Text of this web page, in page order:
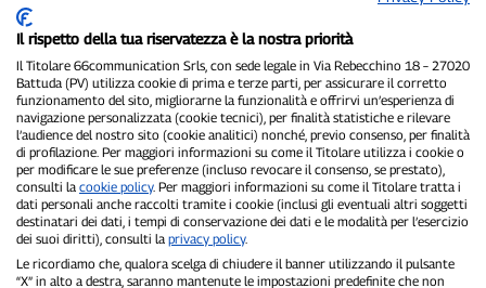
P300.it è una Testata Giornalistica indipendente
Registrazione numero 1/2021 del 1/2/2021 - Tribunale di Pavia
Proprietario ed editore:66communication Srls- P.IVA
02798890188
Direttore Responsabile:Alessandro Secchi- Vicedirettore:Federico
Benedusi
Privacy Policy-Cookie Policy
Il rispetto della tua riservatezza è la nostra priorità
Il Titolare 66communication Srls, con sede legale in Via Rebecchino 18 – 27020
Battuda (PV) utilizza cookie di prima e terze parti, per assicurare il corretto
funzionamento del sito, migliorarne la funzionalità e offrirvi un’esperienza di
navigazione personalizzata (cookie tecnici), per finalità statistiche e rilevare
l’audience del nostro sito (cookie analitici) nonché, previo consenso, per finalità
di profilazione. Per maggiori informazioni su come il Titolare utilizza i cookie o
per modificare le sue preferenze (incluso revocare il consenso, se prestato),
consulti la cookie policy. Per maggiori informazioni su come il Titolare tratta i
dati personali anche raccolti tramite i cookie (inclusi gli eventuali altri soggetti
destinatari dei dati, i tempi di conservazione dei dati e le modalità per l’esercizio
dei suoi diritti), consulti la privacy policy.
Le ricordiamo che, qualora scelga di chiudere il banner utilizzando il pulsante
“X” in alto a destra, saranno mantenute le impostazioni predefinite che non